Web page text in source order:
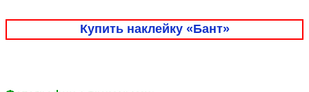
Купить наклейку «Бант»